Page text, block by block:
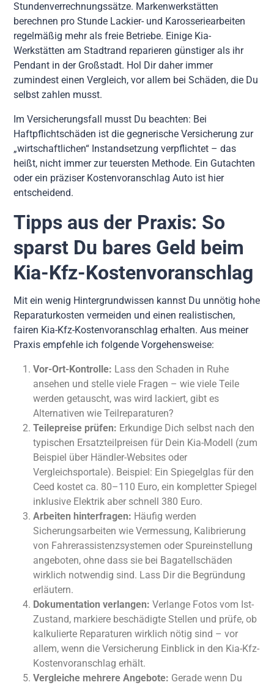
Stundenverrechnungssätze. Markenwerkstätten
berechnen pro Stunde Lackier- und Karosseriearbeiten
regelmäßig mehr als freie Betriebe. Einige Kia-
Werkstätten am Stadtrand reparieren günstiger als ihr
Pendant in der Großstadt. Hol Dir daher immer
zumindest einen Vergleich, vor allem bei Schäden, die Du
selbst zahlen musst.
Im Versicherungsfall musst Du beachten: Bei
Haftpflichtschäden ist die gegnerische Versicherung zur
„wirtschaftlichen“ Instandsetzung verpflichtet – das
heißt, nicht immer zur teuersten Methode. Ein Gutachten
oder ein präziser Kostenvoranschlag Auto ist hier
entscheidend.
Tipps aus der Praxis: So
sparst Du bares Geld beim
Kia-Kfz-Kostenvoranschlag
Mit ein wenig Hintergrundwissen kannst Du unnötig hohe
Reparaturkosten vermeiden und einen realistischen,
fairen Kia-Kfz-Kostenvoranschlag erhalten. Aus meiner
Praxis empfehle ich folgende Vorgehensweise:
Vor-Ort-Kontrolle: Lass den Schaden in Ruhe
ansehen und stelle viele Fragen – wie viele Teile
werden getauscht, was wird lackiert, gibt es
Alternativen wie Teilreparaturen?
Teilepreise prüfen: Erkundige Dich selbst nach den
typischen Ersatzteilpreisen für Dein Kia-Modell (zum
Beispiel über Händler-Websites oder
Vergleichsportale). Beispiel: Ein Spiegelglas für den
Ceed kostet ca. 80–110 Euro, ein kompletter Spiegel
inklusive Elektrik aber schnell 380 Euro.
Arbeiten hinterfragen: Häufig werden
Sicherungsarbeiten wie Vermessung, Kalibrierung
von Fahrerassistenzsystemen oder Spureinstellung
angeboten, ohne dass sie bei Bagatellschäden
wirklich notwendig sind. Lass Dir die Begründung
erläutern.
Dokumentation verlangen: Verlange Fotos vom Ist-
Zustand, markiere beschädigte Stellen und prüfe, ob
kalkulierte Reparaturen wirklich nötig sind – vor
allem, wenn die Versicherung Einblick in den Kia-Kfz-
Kostenvoranschlag erhält.
Vergleiche mehrere Angebote: Gerade wenn Du